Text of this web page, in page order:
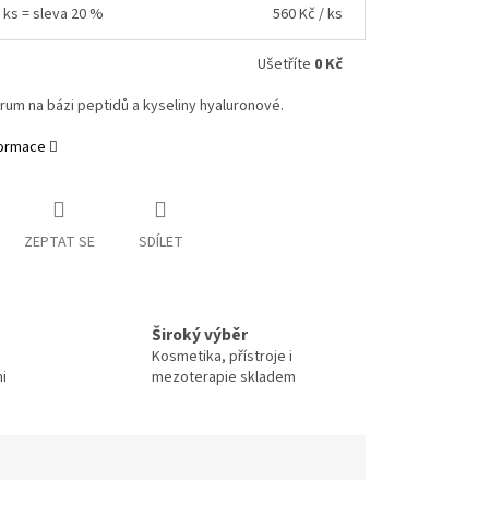
= sleva 20 % 560 Kč / ks
Ušetříte 0 Kč
na bázi peptidů a kyseliny hyaluronové.
ZEPTAT SE SDÍLET
Široký výběr
Kosmetika, přístroje i
mezoterapie skladem